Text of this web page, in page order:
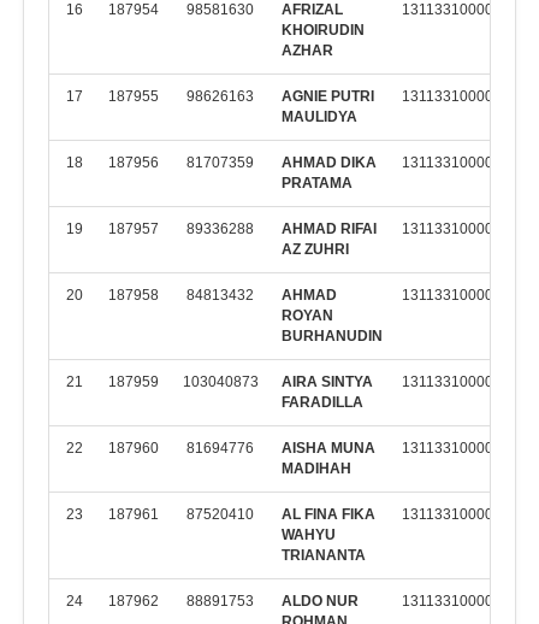
16 187954 98581630
AFRIZAL
KHOIRUDIN
AZHAR
131133100002
17 187955 98626163
AGNIE PUTRI
MAULIDYA
131133100002
18 187956 81707359
AHMAD DIKA
PRATAMA
131133100002
19 187957 89336288
AHMAD RIFAI
AZ ZUHRI
131133100002
20 187958 84813432
AHMAD
ROYAN
BURHANUDIN
131133100002
21 187959 103040873
AIRA SINTYA
FARADILLA
131133100002
22 187960 81694776
AISHA MUNA
MADIHAH
131133100002
23 187961 87520410
AL FINA FIKA
WAHYU
TRIANANTA
131133100002
24 187962 88891753
ALDO NUR
131133100002